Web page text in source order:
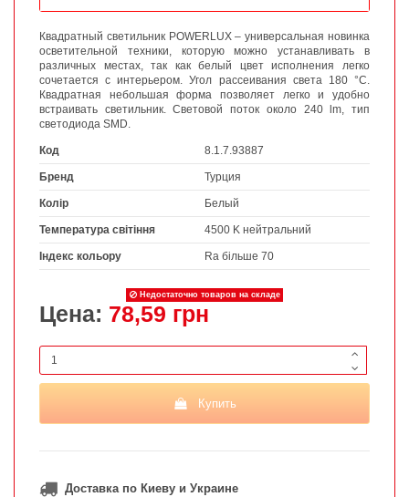
Квадратный светильник POWERLUX – универсальная новинка
осветительной техники, которую можно устанавливать в
различных местах, так как белый цвет исполнения легко
сочетается с интерьером. Угол рассеивания света 180 °С.
Квадратная небольшая форма позволяет легко и удобно
встраивать светильник. Световой поток около 240 lm, тип
светодиода SMD.
Код 8.1.7.93887
Бренд Турция
Колір Белый
Температура світіння 4500 K нейтральний
Індекс кольору Ra більше 70
Недостаточно товаров на складе
Цена: 78,59 грн
Купить
Доставка по Киеву и Украине